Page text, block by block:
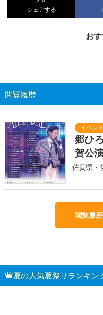
シェアする
お
閲覧履歴
郷ひ
賀公
佐賀県・
閲覧履
夏の人気夏祭りランキン